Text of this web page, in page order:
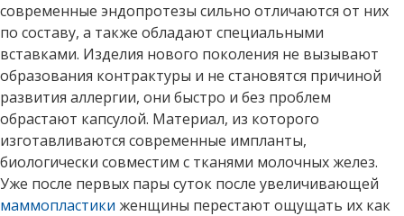
современные эндопротезы сильно отличаются от них
по составу, а также обладают специальными
вставками. Изделия нового поколения не вызывают
образования контрактуры и не становятся причиной
развития аллергии, они быстро и без проблем
обрастают капсулой. Материал, из которого
изготавливаются современные импланты,
биологически совместим с тканями молочных желез.
Уже после первых пары суток после увеличивающей
маммопластики женщины перестают ощущать их как